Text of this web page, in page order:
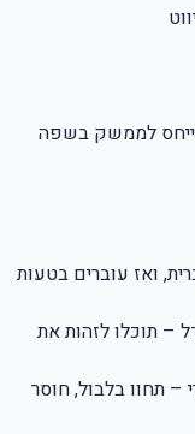
לממשק בשפה
ואז עוברים בטעות
תוכלו לזהות את
– תחוו בלבול, חוסר